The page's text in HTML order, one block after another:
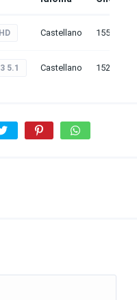
Castellano 155
5.1 Castellano 152